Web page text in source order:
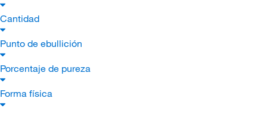
Cantidad
Punto de ebullición
Porcentaje de pureza
Forma física